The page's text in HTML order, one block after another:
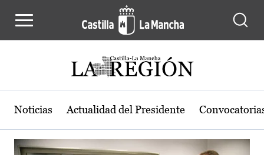
Actualidad de la región de Castilla-
Noticias Actualidad del Presidente